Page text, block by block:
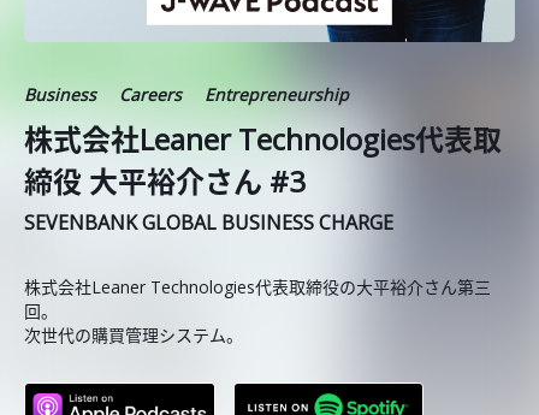
Business Careers Entrepreneurship
株式会社Leaner Technologies代表取
締役 大平裕介さん #3
SEVENBANK GLOBAL BUSINESS CHARGE
株式会社Leaner Technologies代表取締役の大平裕介さん第三
回。
次世代の購買管理システム。